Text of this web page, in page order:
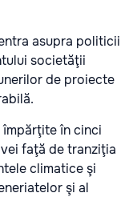
asupra politicii
societăţii
de proiecte
în cinci
faţă de tranziţia
climatice şi
şi al